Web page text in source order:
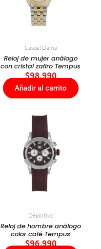
Casual Dama
Reloj de mujer análogo
con cristal zafiro Tempus
$98.990
Añadir al carrito
Deportivo
Reloj de hombre análogo
color café Tempus
$96.990